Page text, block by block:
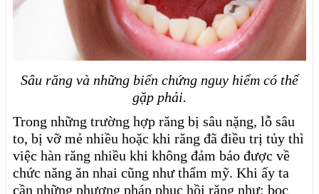
Sâu răng và những biến chứng nguy hiểm có thể
gặp phải.
Trong những trường hợp răng bị sâu nặng, lỗ sâu
to, bị vỡ mẻ nhiều hoặc khi răng đã điều trị tủy thì
việc hàn răng nhiều khi không đảm bảo được về
chức năng ăn nhai cũng như thẩm mỹ. Khi ấy ta
cần những phương pháp phục hồi răng như: bọc